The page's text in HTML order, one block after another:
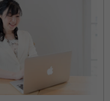
年務める行政書士が対
ケース、連絡拒否する
難な様々な相続を解決
きの順番など相続に関
します。